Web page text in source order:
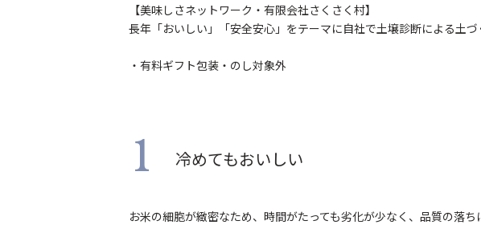
【美味しさネットワーク・有限会社さくさく村】
長年「おいしい」「安全安心」をテーマに自社で土壌診断による土づ
・有料ギフト包装・のし対象外
1 冷めてもおいしい
お米の細胞が緻密なため、時間がたっても劣化が少なく、品質の落